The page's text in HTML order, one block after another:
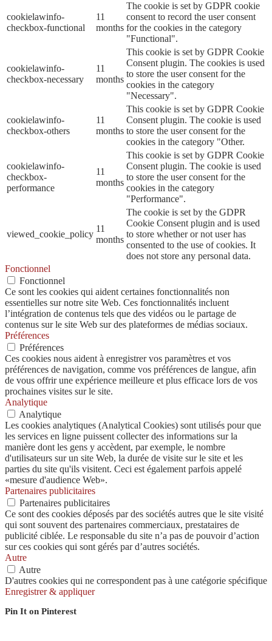
cookielawinfo-
checkbox-functional
11
months
The cookie is set by GDPR cookie
consent to record the user consent
for the cookies in the category
"Functional".
cookielawinfo-
checkbox-necessary
11
months
This cookie is set by GDPR Cookie
Consent plugin. The cookies is used
to store the user consent for the
cookies in the category
"Necessary".
cookielawinfo-
checkbox-others
11
months
This cookie is set by GDPR Cookie
Consent plugin. The cookie is used
to store the user consent for the
cookies in the category "Other.
cookielawinfo-
checkbox-
performance
11
months
This cookie is set by GDPR Cookie
Consent plugin. The cookie is used
to store the user consent for the
cookies in the category
"Performance".
viewed_cookie_policy
11
months
The cookie is set by the GDPR
Cookie Consent plugin and is used
to store whether or not user has
consented to the use of cookies. It
does not store any personal data.
Fonctionnel
Fonctionnel
Ce sont les cookies qui aident certaines fonctionnalités non
essentielles sur notre site Web. Ces fonctionnalités incluent
l’intégration de contenus tels que des vidéos ou le partage de
contenus sur le site Web sur des plateformes de médias sociaux.
Préférences
Préférences
Ces cookies nous aident à enregistrer vos paramètres et vos
préférences de navigation, comme vos préférences de langue, afin
de vous offrir une expérience meilleure et plus efficace lors de vos
prochaines visites sur le site.
Analytique
Analytique
Les cookies analytiques (Analytical Cookies) sont utilisés pour que
les services en ligne puissent collecter des informations sur la
manière dont les gens y accèdent, par exemple, le nombre
d'utilisateurs sur un site Web, la durée de visite sur le site et les
parties du site qu'ils visitent. Ceci est également parfois appelé
«mesure d'audience Web».
Partenaires publicitaires
Partenaires publicitaires
Ce sont des cookies déposés par des sociétés autres que le site visité
qui sont souvent des partenaires commerciaux, prestataires de
publicité ciblée. Le responsable du site n’a pas de pouvoir d’action
sur ces cookies qui sont gérés par d’autres sociétés.
Autre
Autre
D'autres cookies qui ne correspondent pas à une catégorie spécifique
Enregistrer & appliquer
Pin It on Pinterest